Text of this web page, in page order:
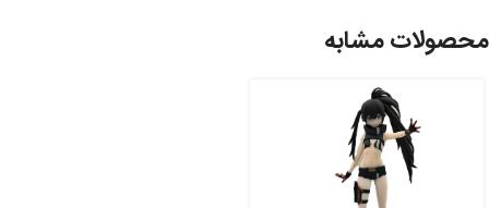
محصولات مشابه